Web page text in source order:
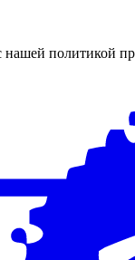
политикой